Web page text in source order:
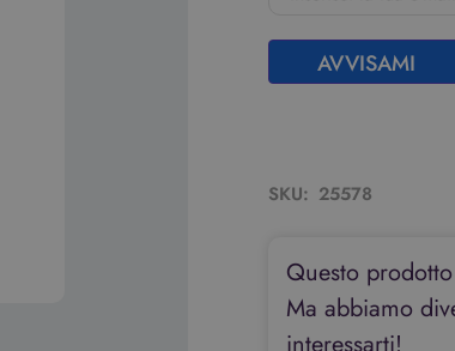
AVVISAMI
SKU: 25578
Questo prodotto
Ma abbiamo